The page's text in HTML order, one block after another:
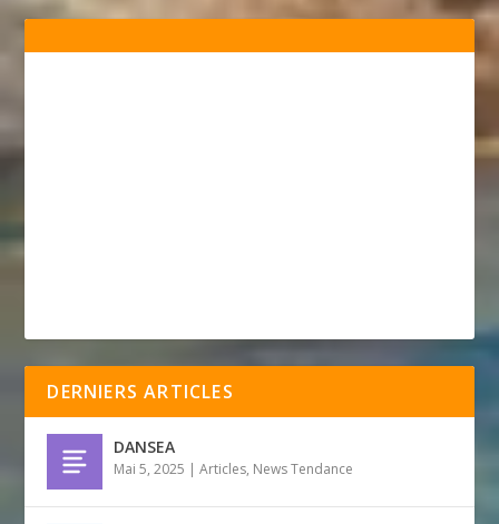
DERNIERS ARTICLES
DANSEA
Mai 5, 2025 |Articles, News Tendance